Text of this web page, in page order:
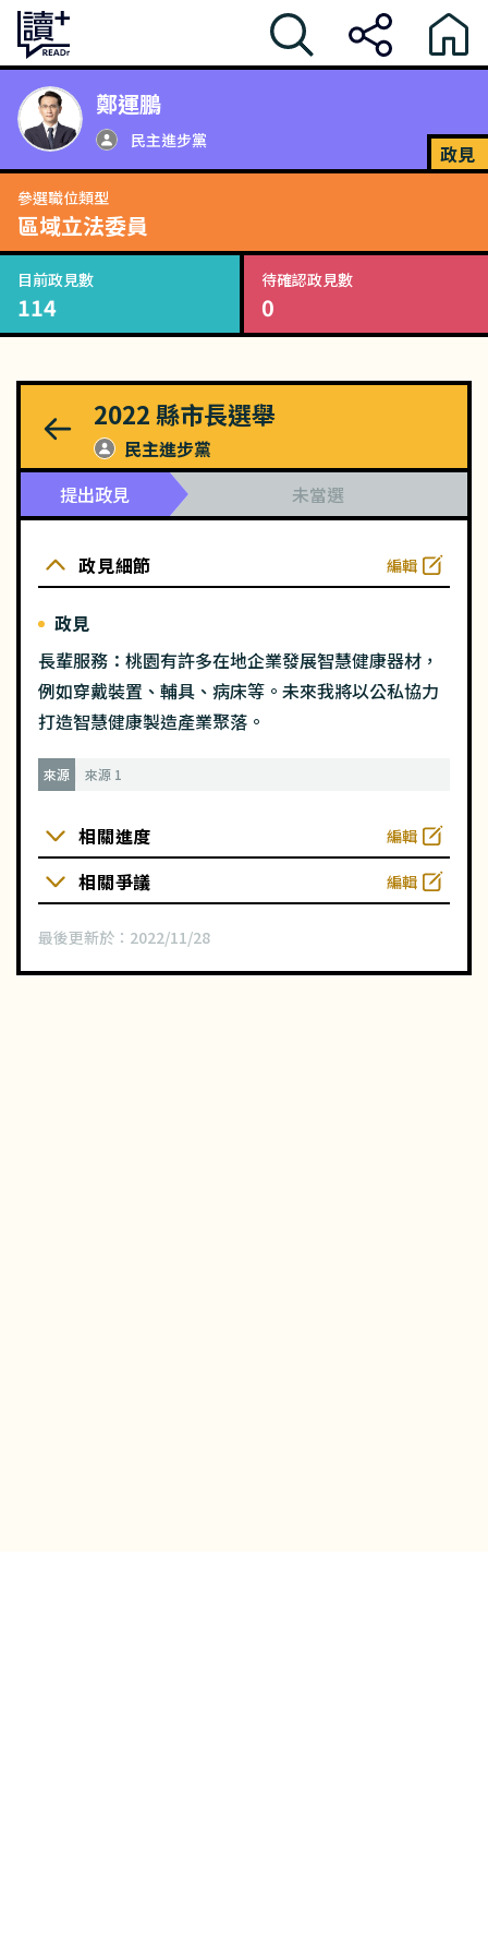
鄭運鵬
民主進步黨
政見
參選職位類型
區域立法委員
目前政見數
114
待確認政見數
0
2022 縣市長選舉
民主進步黨
提出政見
未當選
政見細節 編輯
政見
長輩服務：桃園有許多在地企業發展智慧健康器材，
例如穿戴裝置、輔具、病床等。未來我將以公私協力
打造智慧健康製造產業聚落。
來源 來源 1
相關進度 編輯
相關爭議 編輯
最後更新於： 2022/11/28